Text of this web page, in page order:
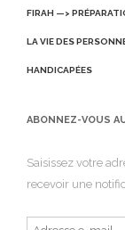
navigation
FIRAH —>
LA VIE DES
HANDICAPÉES
ABONNEZ-VOUS
Saisissez votre
recevoir une
Adresse